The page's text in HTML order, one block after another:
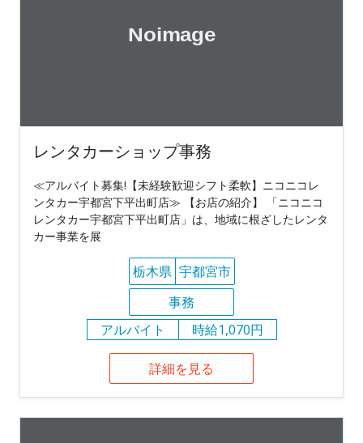
レンタカーショップ事務
≪アルバイト募集!【未経験歓迎シフト柔軟】ニコニコレ
ンタカー宇都宮下平出町店≫ 【お店の紹介】 「ニコニコ
レンタカー宇都宮下平出町店」は、地域に根ざしたレンタ
カー事業を展
栃木県 宇都宮市
事務
アルバイト
時給1,070円
詳細を見る